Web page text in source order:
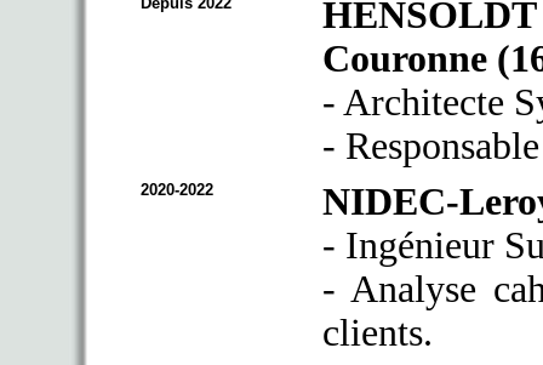
Couronne
- Architecte
-
2020-2022
NIDEC-
- Ingénieur
- Analyse
clients.